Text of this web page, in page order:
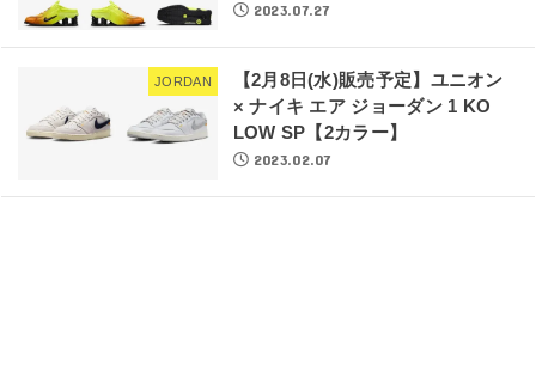
2023.07.27
JORDAN
【2月8日(水)販売予定】ユニオン
× ナイキ エア ジョーダン 1 KO
LOW SP【2カラー】
2023.02.07